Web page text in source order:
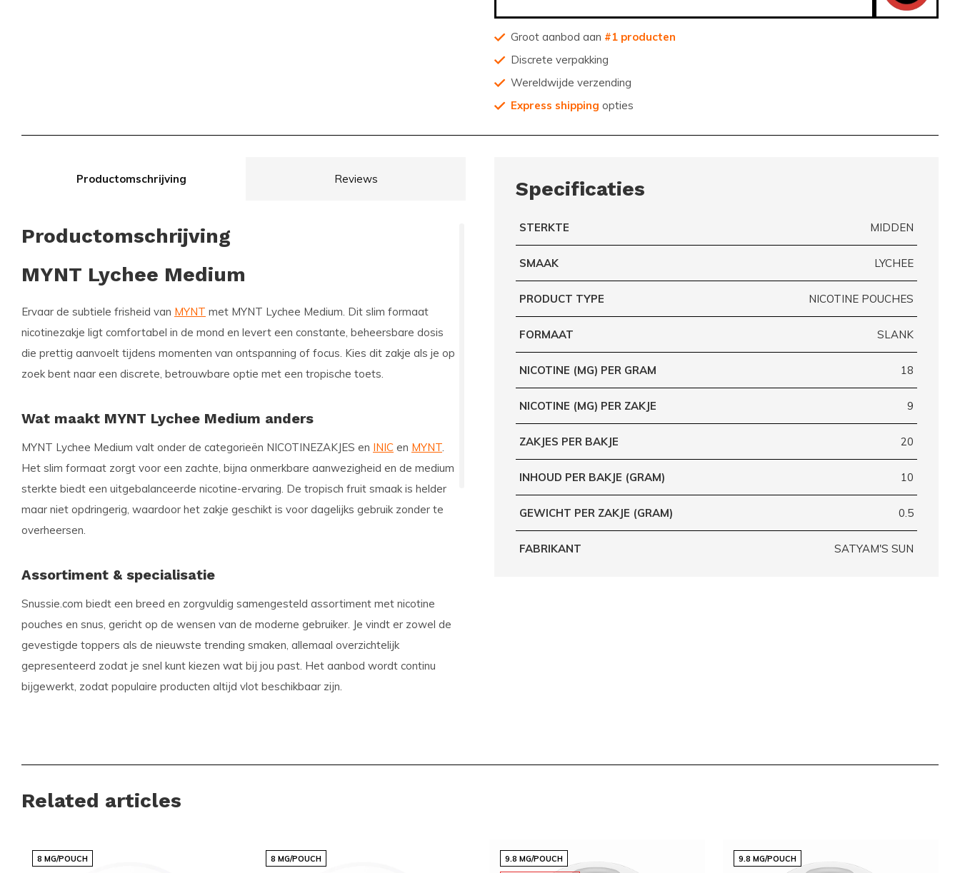
Groot aanbod aan #1 producten
Discrete verpakking
Wereldwijde verzending
Express shipping opties
Productomschrijving Reviews
Productomschrijving
MYNT Lychee Medium
Ervaar de subtiele frisheid van MYNT met MYNT Lychee Medium. Dit slim formaat
nicotinezakje ligt comfortabel in de mond en levert een constante, beheersbare dosis
die prettig aanvoelt tijdens momenten van ontspanning of focus. Kies dit zakje als je op
zoek bent naar een discrete, betrouwbare optie met een tropische toets.
Wat maakt MYNT Lychee Medium anders
MYNT Lychee Medium valt onder de categorieën NICOTINEZAKJES en INIC en MYNT
Het slim formaat zorgt voor een zachte, bijna onmerkbare aanwezigheid en de medium
sterkte biedt een uitgebalanceerde nicotine-ervaring. De tropisch fruit smaak is helder
maar niet opdringerig, waardoor het zakje geschikt is voor dagelijks gebruik zonder te
overheersen.
Assortiment & specialisatie
Snussie.com biedt een breed en zorgvuldig samengesteld assortiment met nicotine
pouches en snus, gericht op de wensen van de moderne gebruiker. Je vindt er zowel de
gevestigde toppers als de nieuwste trending smaken, allemaal overzichtelijk
gepresenteerd zodat je snel kunt kiezen wat bij jou past. Het aanbod wordt continu
bijgewerkt, zodat populaire producten altijd vlot beschikbaar zijn.
Regelmatig nieuwe smaken en varianten beschikbaar
Specificaties
STERKTE MIDDEN
SMAAK LYCHEE
PRODUCT TYPE NICOTINE POUCHES
FORMAAT SLANK
NICOTINE (MG) PER GRAM 18
NICOTINE (MG) PER ZAKJE 9
ZAKJES PER BAKJE 20
INHOUD PER BAKJE (GRAM) 10
GEWICHT PER ZAKJE (GRAM) 0.5
FABRIKANT SATYAM'S SUN
Related articles
8 MG/POUCH 8 MG/POUCH 9.8 MG/POUCH 9.8 MG/POUCH